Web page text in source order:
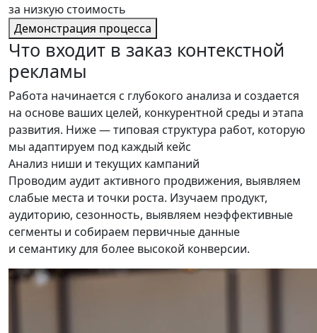
за низкую стоимость
Демонстрация процесса
Что входит в заказ контекстной
рекламы
Работа начинается с глубокого анализа и создается
на основе ваших целей, конкурентной среды и этапа
развития. Ниже — типовая структура работ, которую
мы адаптируем под каждый кейс
Анализ ниши и текущих кампаний
Проводим аудит активного продвижения, выявляем
слабые места и точки роста. Изучаем продукт,
аудиторию, сезонность, выявляем неэффективные
сегменты и собираем первичные данные
и семантику для более высокой конверсии.